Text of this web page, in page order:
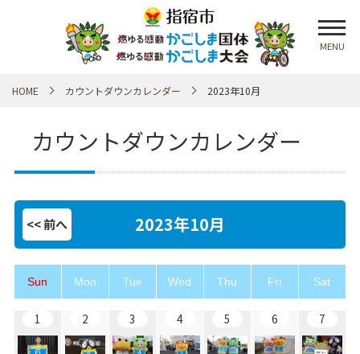
MENU
HOME カウントダウンカレンダー 2023年10月
カウントダウンカレンダー
2023年10月
<< 前へ
Sun Mon Tue Wed Thu Fri Sat
1 2 3 4 5 6 7